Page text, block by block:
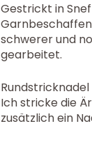
Gestrickt in
schwerer und
gearbeitet.
Rundstricknadel
Ich stricke die
zusätzlich ein